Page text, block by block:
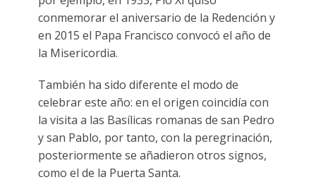
conmemorar el aniversario de la Redención y
en 2015 el Papa Francisco convocó el año de
la Misericordia.
También ha sido diferente el modo de
celebrar este año: en el origen coincidía con
la visita a las Basílicas romanas de san Pedro
y san Pablo, por tanto, con la peregrinación,
posteriormente se añadieron otros signos,
como el de la Puerta Santa.